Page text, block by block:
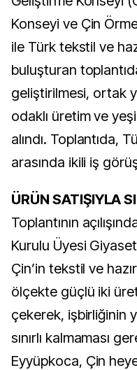
Konseyi ve Çin
ile Türk tekstil ve
buluşturan
geliştirilmesi, ortak
odaklı üretim ve
alındı. Toplantıda,
arasında ikili iş
ÜRÜN SATIŞIYLA
Toplantının
Kurulu Üyesi
Çin’in tekstil ve
ölçekte güçlü iki
çekerek, işbirliğinin
sınırlı kalmaması
Eyyüpkoca, Çin